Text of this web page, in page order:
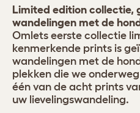
Limited edition collectie,
wandelingen met de hond
Omlets eerste collectie
kenmerkende prints is
wandelingen met de
plekken die we
één van de acht prints
uw lievelingswandeling.